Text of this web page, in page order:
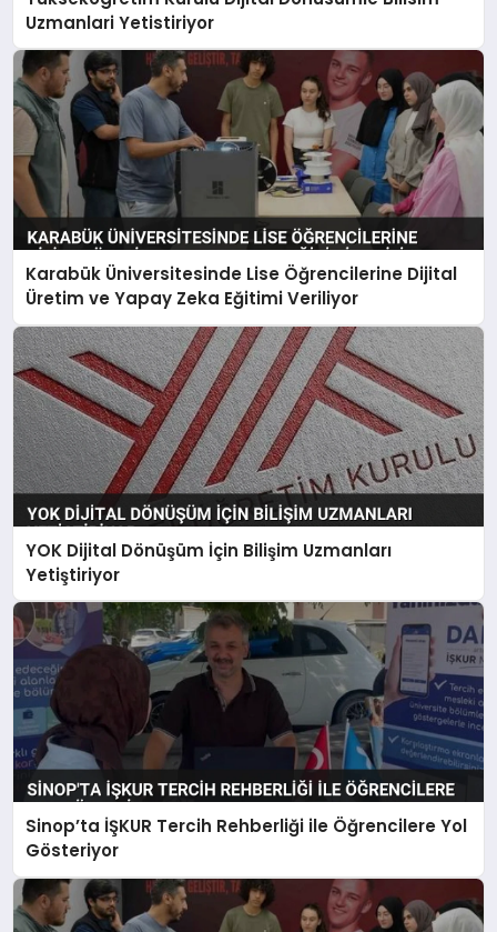
Uzmanlari Yetistiriyor
Karabük Üniversitesinde Lise Öğrencilerine Dijital
Üretim ve Yapay Zeka Eğitimi Veriliyor
YOK Dijital Dönüşüm İçin Bilişim Uzmanları
Yetiştiriyor
Sinop’ta İŞKUR Tercih Rehberliği ile Öğrencilere Yol
Gösteriyor